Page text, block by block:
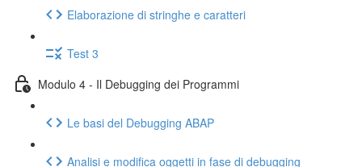
Elaborazione di stringhe e caratteri
Test 3
Modulo 4 - Il Debugging dei Programmi
Le basi del Debugging ABAP
Analisi e modifica oggetti in fase di debugging